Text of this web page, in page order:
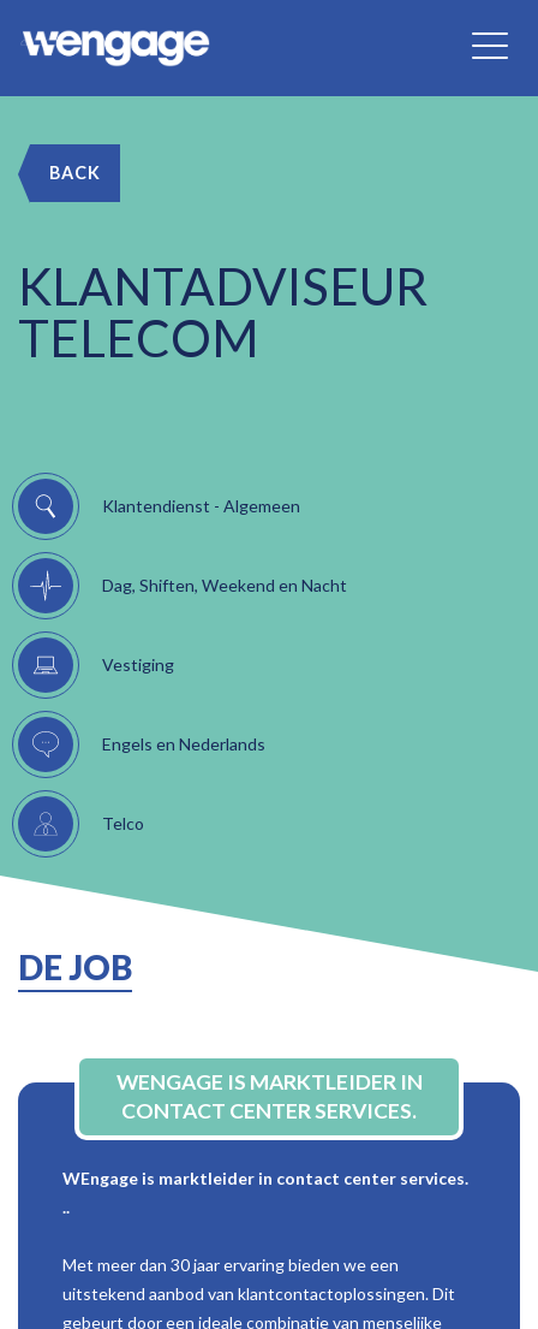
BACK
KLANTADVISEUR
TELECOM
Klantendienst - Algemeen
Dag, Shiften, Weekend en Nacht
Vestiging
Engels en Nederlands
Telco
DE JOB
WENGAGE IS MARKTLEIDER IN
CONTACT CENTER SERVICES.
WEngage is marktleider in contact center services.
..
Met meer dan 30 jaar ervaring bieden we een
uitstekend aanbod van klantcontactoplossingen. Dit
gebeurt door een ideale combinatie van menselijke